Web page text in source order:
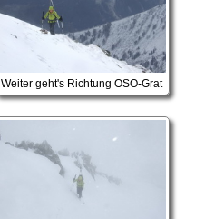
Weiter geht's Richtung OSO-Grat